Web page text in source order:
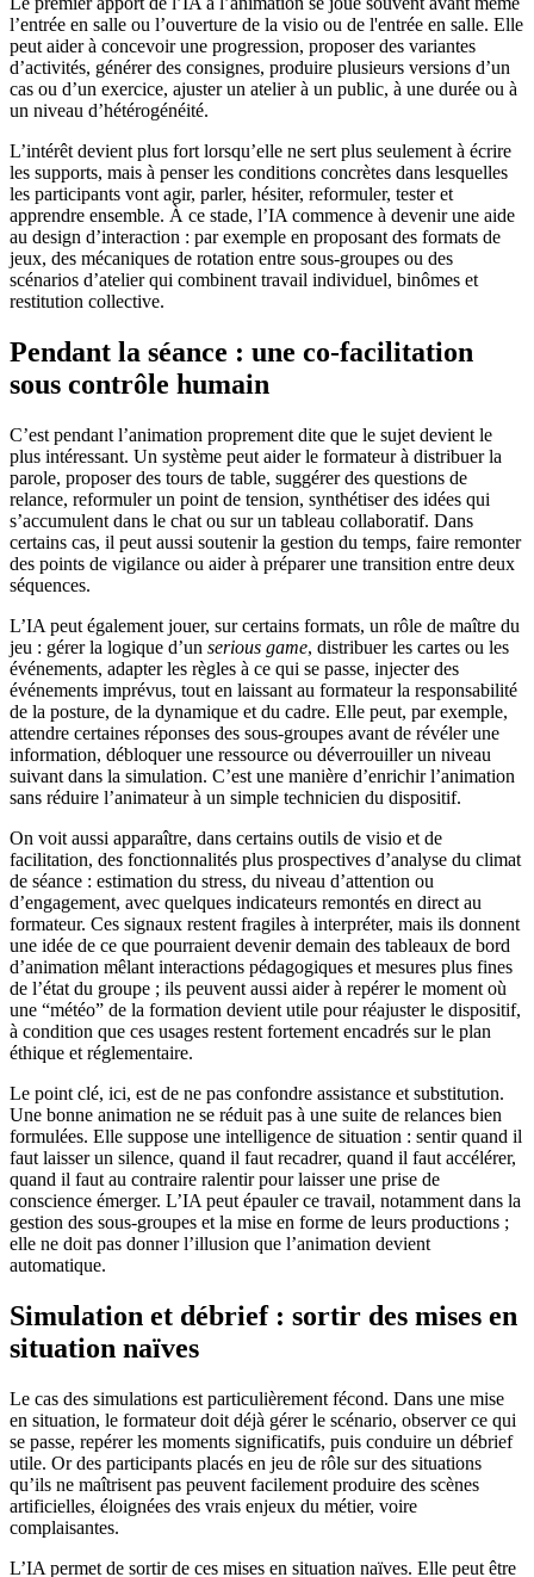
l’entrée en salle ou l’ouverture de la visio ou de l'entrée en salle. Elle
peut aider à concevoir une progression, proposer des variantes
d’activités, générer des consignes, produire plusieurs versions d’un
cas ou d’un exercice, ajuster un atelier à un public, à une durée ou à
un niveau d’hétérogénéité.
L’intérêt devient plus fort lorsqu’elle ne sert plus seulement à écrire
les supports, mais à penser les conditions concrètes dans lesquelles
les participants vont agir, parler, hésiter, reformuler, tester et
apprendre ensemble. À ce stade, l’IA commence à devenir une aide
au design d’interaction : par exemple en proposant des formats de
jeux, des mécaniques de rotation entre sous-groupes ou des
scénarios d’atelier qui combinent travail individuel, binômes et
restitution collective.
Pendant la séance : une co-facilitation
sous contrôle humain
C’est pendant l’animation proprement dite que le sujet devient le
plus intéressant. Un système peut aider le formateur à distribuer la
parole, proposer des tours de table, suggérer des questions de
relance, reformuler un point de tension, synthétiser des idées qui
s’accumulent dans le chat ou sur un tableau collaboratif. Dans
certains cas, il peut aussi soutenir la gestion du temps, faire remonter
des points de vigilance ou aider à préparer une transition entre deux
séquences.
L’IA peut également jouer, sur certains formats, un rôle de maître du
jeu : gérer la logique d’un serious game, distribuer les cartes ou les
événements, adapter les règles à ce qui se passe, injecter des
événements imprévus, tout en laissant au formateur la responsabilité
de la posture, de la dynamique et du cadre. Elle peut, par exemple,
attendre certaines réponses des sous-groupes avant de révéler une
information, débloquer une ressource ou déverrouiller un niveau
suivant dans la simulation. C’est une manière d’enrichir l’animation
sans réduire l’animateur à un simple technicien du dispositif.
On voit aussi apparaître, dans certains outils de visio et de
facilitation, des fonctionnalités plus prospectives d’analyse du climat
de séance : estimation du stress, du niveau d’attention ou
d’engagement, avec quelques indicateurs remontés en direct au
formateur. Ces signaux restent fragiles à interpréter, mais ils donnent
une idée de ce que pourraient devenir demain des tableaux de bord
d’animation mêlant interactions pédagogiques et mesures plus fines
de l’état du groupe ; ils peuvent aussi aider à repérer le moment où
une “météo” de la formation devient utile pour réajuster le dispositif,
à condition que ces usages restent fortement encadrés sur le plan
éthique et réglementaire.
Le point clé, ici, est de ne pas confondre assistance et substitution.
Une bonne animation ne se réduit pas à une suite de relances bien
formulées. Elle suppose une intelligence de situation : sentir quand il
faut laisser un silence, quand il faut recadrer, quand il faut accélérer,
quand il faut au contraire ralentir pour laisser une prise de
conscience émerger. L’IA peut épauler ce travail, notamment dans la
gestion des sous-groupes et la mise en forme de leurs productions ;
elle ne doit pas donner l’illusion que l’animation devient
automatique.
Simulation et débrief : sortir des mises en
situation naïves
Le cas des simulations est particulièrement fécond. Dans une mise
en situation, le formateur doit déjà gérer le scénario, observer ce qui
se passe, repérer les moments significatifs, puis conduire un débrief
utile. Or des participants placés en jeu de rôle sur des situations
qu’ils ne maîtrisent pas peuvent facilement produire des scènes
artificielles, éloignées des vrais enjeux du métier, voire
complaisantes.
L’IA permet de sortir de ces mises en situation naïves. Elle peut être